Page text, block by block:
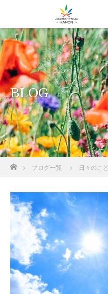
BLOG
ブログ一覧 日々のこと